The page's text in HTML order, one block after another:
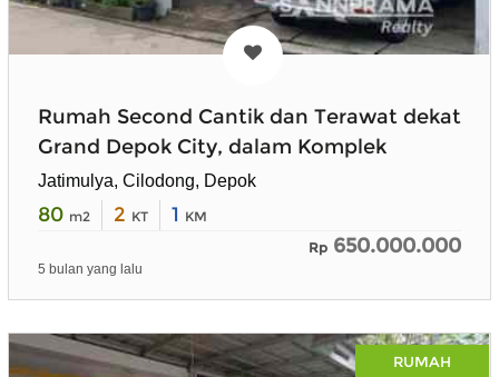
Rumah Second Cantik dan Terawat dekat
Grand Depok City, dalam Komplek
Jatimulya, Cilodong, Depok
80 m2 2 KT 1 KM
Rp 650.000.000
5 bulan yang lalu
RUMAH